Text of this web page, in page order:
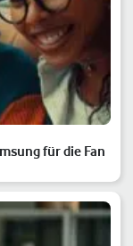
für die Fan